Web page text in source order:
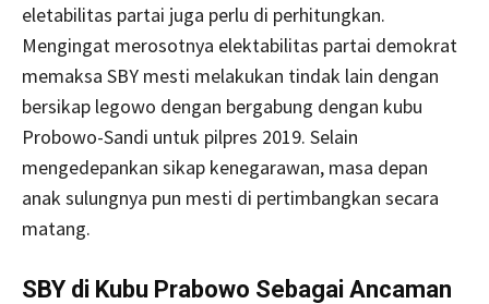
eletabilitas partai juga perlu di perhitungkan.
Mengingat merosotnya elektabilitas partai demokrat
memaksa SBY mesti melakukan tindak lain dengan
bersikap legowo dengan bergabung dengan kubu
Probowo-Sandi untuk pilpres 2019. Selain
mengedepankan sikap kenegarawan, masa depan
anak sulungnya pun mesti di pertimbangkan secara
matang.
SBY di Kubu Prabowo Sebagai Ancaman